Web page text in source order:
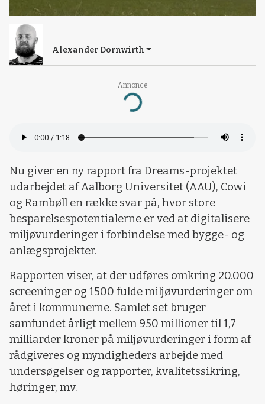
Annonce
Loading...
Alexander Dornwirth
Nu giver en ny rapport fra Dreams-projektet
udarbejdet af Aalborg Universitet (AAU), Cowi
og Rambøll en række svar på, hvor store
besparelsespotentialerne er ved at digitalisere
miljøvurderinger i forbindelse med bygge- og
anlægsprojekter.
Rapporten viser, at der udføres omkring 20.000
screeninger og 1500 fulde miljøvurderinger om
året i kommunerne. Samlet set bruger
samfundet årligt mellem 950 millioner til 1,7
milliarder kroner på miljøvurderinger i form af
rådgiveres og myndigheders arbejde med
undersøgelser og rapporter, kvalitetssikring,
høringer, mv.